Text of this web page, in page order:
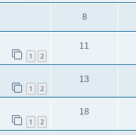
8
1 2
11
1 2
13
1 2
18